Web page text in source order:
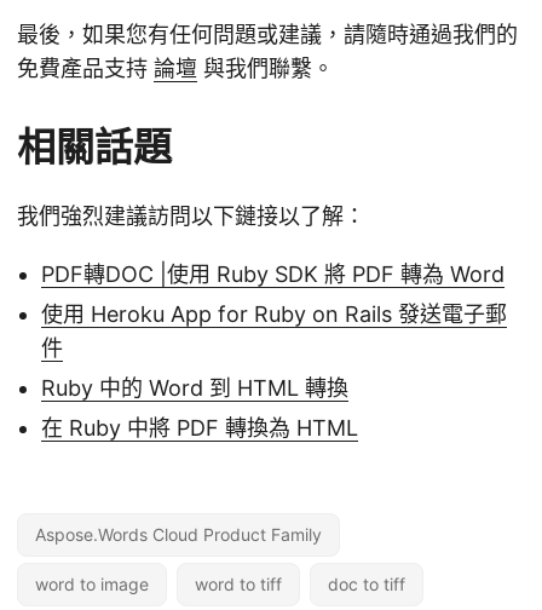
最後，如果您有任何問題或建議，請隨時通過我們的
免費產品支持 論壇 與我們聯繫。
相關話題
我們強烈建議訪問以下鏈接以了解：
PDF轉DOC |使用 Ruby SDK 將 PDF 轉為 Word
使用 Heroku App for Ruby on Rails 發送電子郵
件
Ruby 中的 Word 到 HTML 轉換
在 Ruby 中將 PDF 轉換為 HTML
Aspose.Words Cloud Product Family
word to image word to tiff doc to tiff